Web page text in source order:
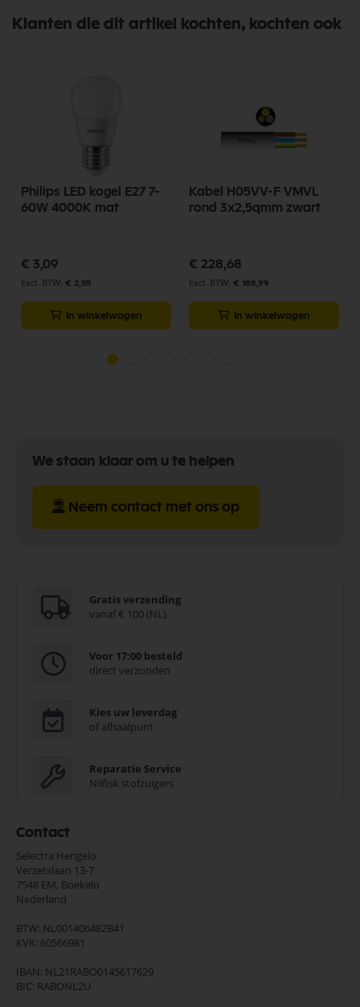
Klanten die dit artikel kochten, kochten ook
Philips LED kogel E27 7-
60W 4000K mat
€ 3,09
€ 2,55
In winkelwagen
Kabel H05VV-F VMVL
rond 3x2,5qmm zwart
€ 228,68
€ 188,99
In winkelwagen
We staan klaar om u te helpen
Neem contact met ons op
Gratis verzending
vanaf € 100 (NL)
Voor 17:00 besteld
direct verzonden
Kies uw leverdag
of afhaalpunt
Reparatie Service
Nilfisk stofzuigers
Contact
Selectra Hengelo
Verzetslaan 13-7
7548 EM, Boekelo
Nederland
BTW: NL001406482B41
KVK: 60566981
IBAN: NL21RABO0145617629
BIC: RABONL2U